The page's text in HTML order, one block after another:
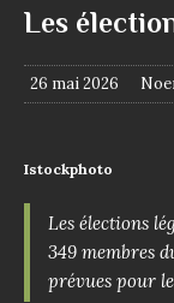
Les
26 mai 2026
Istockphoto
Les élections
349 membres
prévues pour